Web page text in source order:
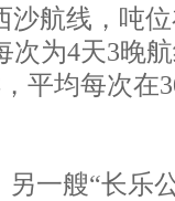
沙航线，吨
次为4天3晚
平均每次在
一艘“长乐